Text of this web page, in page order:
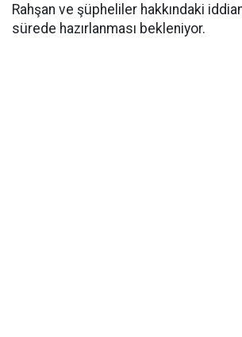
Rahşan ve şüpheliler hakkındaki
sürede hazırlanması bekleniyor.